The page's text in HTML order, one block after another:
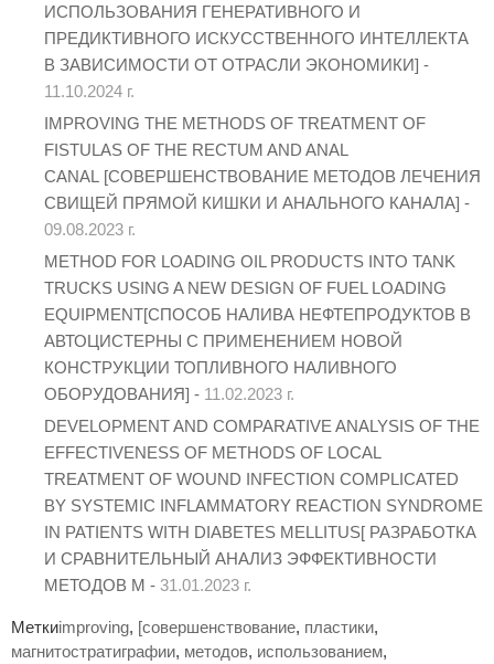
ИСПОЛЬЗОВАНИЯ ГЕНЕРАТИВНОГО И
ПРЕДИКТИВНОГО ИСКУССТВЕННОГО ИНТЕЛЛЕКТА
В ЗАВИСИМОСТИ ОТ ОТРАСЛИ ЭКОНОМИКИ] -
11.10.2024 г.
IMPROVING THE METHODS OF TREATMENT OF
FISTULAS OF THE RECTUM AND ANAL
CANAL [СОВЕРШЕНСТВОВАНИЕ МЕТОДОВ ЛЕЧЕНИЯ
СВИЩЕЙ ПРЯМОЙ КИШКИ И АНАЛЬНОГО КАНАЛА] -
09.08.2023 г.
METHOD FOR LOADING OIL PRODUCTS INTO TANK
TRUCKS USING A NEW DESIGN OF FUEL LOADING
EQUIPMENT[СПОСОБ НАЛИВА НЕФТЕПРОДУКТОВ В
АВТОЦИСТЕРНЫ С ПРИМЕНЕНИЕМ НОВОЙ
КОНСТРУКЦИИ ТОПЛИВНОГО НАЛИВНОГО
ОБОРУДОВАНИЯ] - 11.02.2023 г.
DEVELOPMENT AND COMPARATIVE ANALYSIS OF THE
EFFECTIVENESS OF METHODS OF LOCAL
TREATMENT OF WOUND INFECTION COMPLICATED
BY SYSTEMIC INFLAMMATORY REACTION SYNDROME
IN PATIENTS WITH DIABETES MELLITUS[ РАЗРАБОТКА
И СРАВНИТЕЛЬНЫЙ АНАЛИЗ ЭФФЕКТИВНОСТИ
МЕТОДОВ М - 31.01.2023 г.
Меткиimproving, [совершенствование, пластики,
магнитостратиграфии, методов, использованием,